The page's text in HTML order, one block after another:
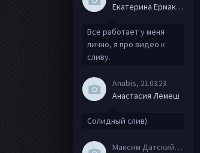
Екатерина Ермакова
Все работает у меня
лично, я про видео к
сливу.
Anubis, 21.03.23
Анастасия Лемеш
Солидный слив)
Максим Датский
, 15.08.20